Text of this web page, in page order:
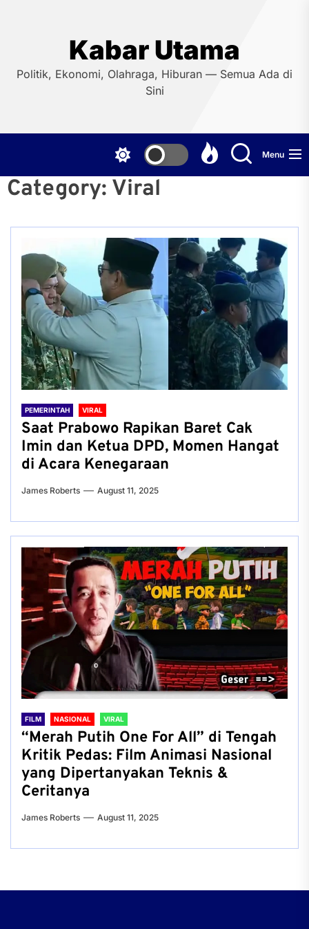
Kabar Utama
Politik, Ekonomi, Olahraga, Hiburan — Semua Ada di
Sini
Menu
Category: Viral
PEMERINTAH VIRAL
Saat Prabowo Rapikan Baret Cak
Imin dan Ketua DPD, Momen Hangat
di Acara Kenegaraan
James Roberts August 11, 2025
FILM NASIONAL VIRAL
“Merah Putih One For All” di Tengah
Kritik Pedas: Film Animasi Nasional
yang Dipertanyakan Teknis &
Ceritanya
James Roberts August 11, 2025